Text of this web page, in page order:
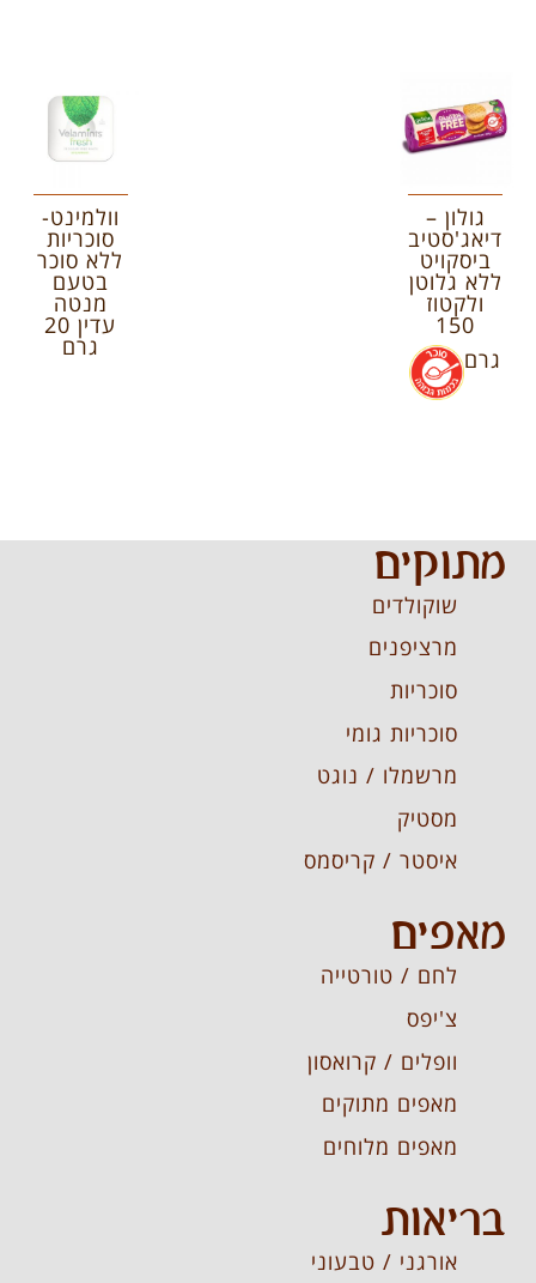
גולון –
דיאג'סטיב
ביסקויט
ללא גלוטן
ולקטוז
150
גרם
.
וולמינט-
סוכריות
ללא סוכר
בטעם
מנטה
עדין 20
גרם
מתוקים
שוקולדים
מרציפנים
סוכריות
סוכריות גומי
מרשמלו / נוגט
מסטיק
איסטר / קריסמס
מאפים
לחם / טורטייה
צ'יפס
וופלים / קרואסון
מאפים מתוקים
מאפים מלוחים
בריאות
אורגני / טבעוני